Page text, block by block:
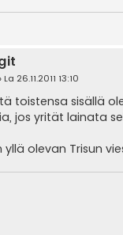
La 26.11.2011 13:10
toistensa sisällä
jos yrität lainata
olevan Trisun